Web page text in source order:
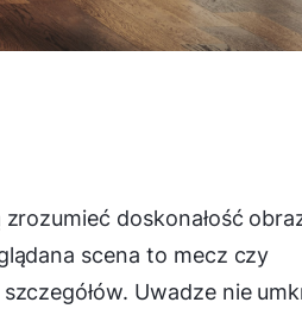
doskonałość
scena to mecz czy
Uwadze nie